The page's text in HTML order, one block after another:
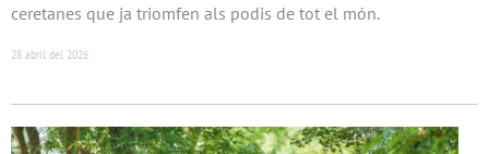
ceretanes que ja triomfen als podis de tot el món.
28 abril del 2026